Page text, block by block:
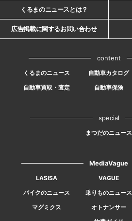
くるまのニュースとは？
広告掲載に関するお問い合わせ
content
くるまのニュース 自動車カタログ
自動車買取・査定
自動車保険
special
まつだのニュース
MediaVague
LASISA VAGUE
バイクのニュース
乗りものニュース
マグミクス
オトナンサー